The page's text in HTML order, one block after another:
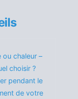
ou chaleur –
choisir ?
pendant le
de votre